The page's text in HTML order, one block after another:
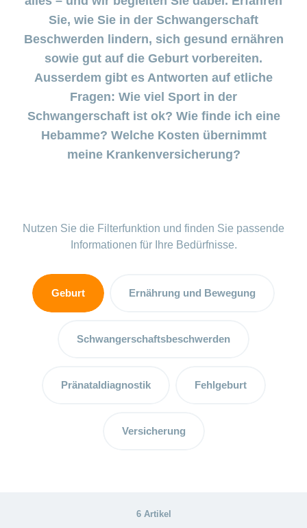
Pränataldiagnostik
Versicherung
Wenn das
Stimmungstief
anhält
Babyblues:
Was tun?
Mein
Kind
Unterstützung
für Mutter und
Stillen
Wochenbett
Sie, wie Sie in der Schwangerschaft
Beschwerden lindern, sich gesund ernähren
sowie gut auf die Geburt vorbereiten.
Ausserdem gibt es Antworten auf etliche
Fragen: Wie viel Sport in der
Schwangerschaft ist ok? Wie finde ich eine
Hebamme? Welche Kosten übernimmt
meine Krankenversicherung?
Nutzen Sie die Filterfunktion und finden Sie passende
Informationen für Ihre Bedürfnisse.
Geburt Ernährung und Bewegung
Schwangerschaftsbeschwerden
Pränataldiagnostik Fehlgeburt
Versicherung
6 Artikel